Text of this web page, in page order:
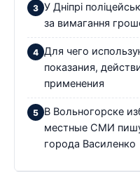
У Дніпрі
за вимагання
Для чего
показания,
применения
В Вольногорске
местные СМИ
города Василенко